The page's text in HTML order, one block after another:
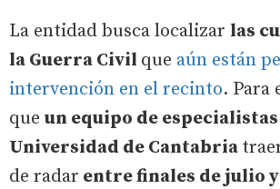
La entidad busca localizar las
la Guerra Civil que aún están
intervención en el recinto. Para
que un equipo de
Universidad de Cantabria
de radar entre finales de julio